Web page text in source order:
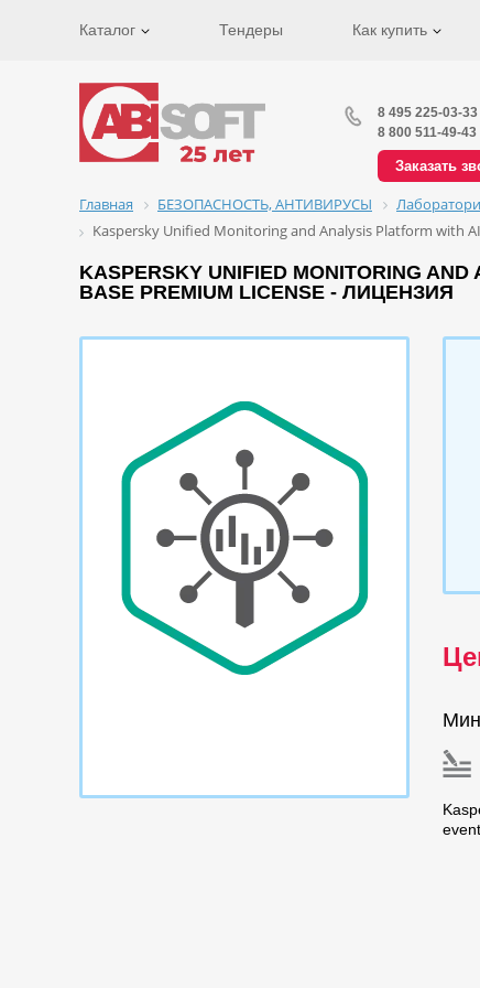
Каталог Тендеры Как купить
8 495 225-03-33
8 800 511-49-43
Заказать
Главная БЕЗОПАСНОСТЬ, АНТИВИРУСЫ
Kaspersky Unified Monitoring and Analysis Platform with
KASPERSKY UNIFIED MONITORING
BASE PREMIUM LICENSE - ЛИЦЕНЗИЯ